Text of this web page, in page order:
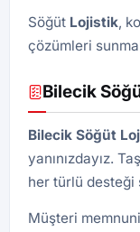
Söğüt Lojistik,
çözümleri
Bilecik
Bilecik Söğüt
yanınızdayız.
her türlü desteği
Müşteri